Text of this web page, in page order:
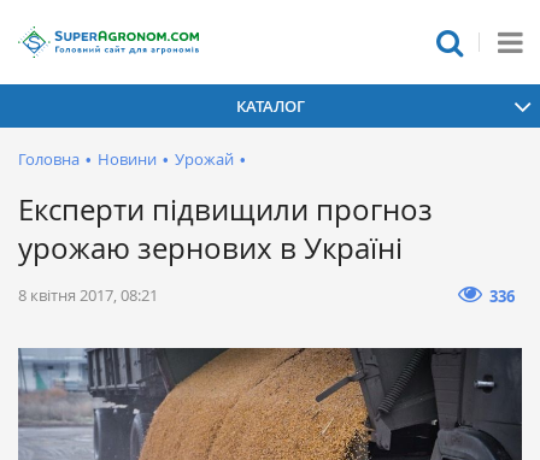
КАТАЛОГ
Головна • Новини • Урожай •
Експерти підвищили прогноз
урожаю зернових в Україні
8 квітня 2017, 08:21 336